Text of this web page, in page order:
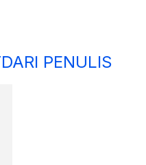
DARI PENULIS